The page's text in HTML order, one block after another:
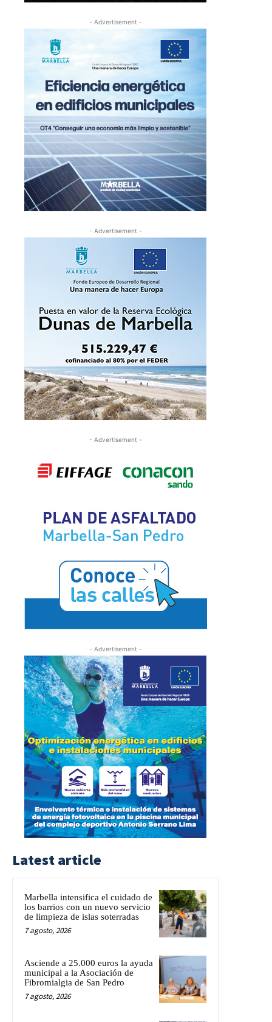
- Advertisement -
- Advertisement -
- Advertisement -
- Advertisement -
Latest article
Marbella intensifica el cuidado de
los barrios con un nuevo servicio
de limpieza de islas soterradas
7 agosto, 2026
Asciende a 25.000 euros la ayuda
municipal a la Asociación de
Fibromialgia de San Pedro
7 agosto, 2026